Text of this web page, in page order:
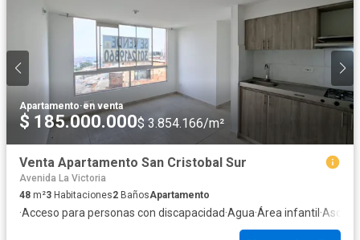
Apartamento·en venta
$ 185.000.000$ 3.854.166/m²
Venta Apartamento San Cristobal Sur
Avenida La Victoria
48 m²3 Habitaciones2 BañosApartamento
·Acceso para personas con discapacidad·Agua·Área infantil ·